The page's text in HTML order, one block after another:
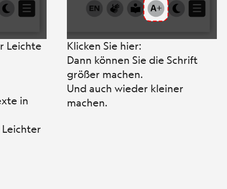
Leichte
in
Klicken Sie hier:
Dann können Sie die Schrift
größer machen.
Und auch wieder kleiner
machen.